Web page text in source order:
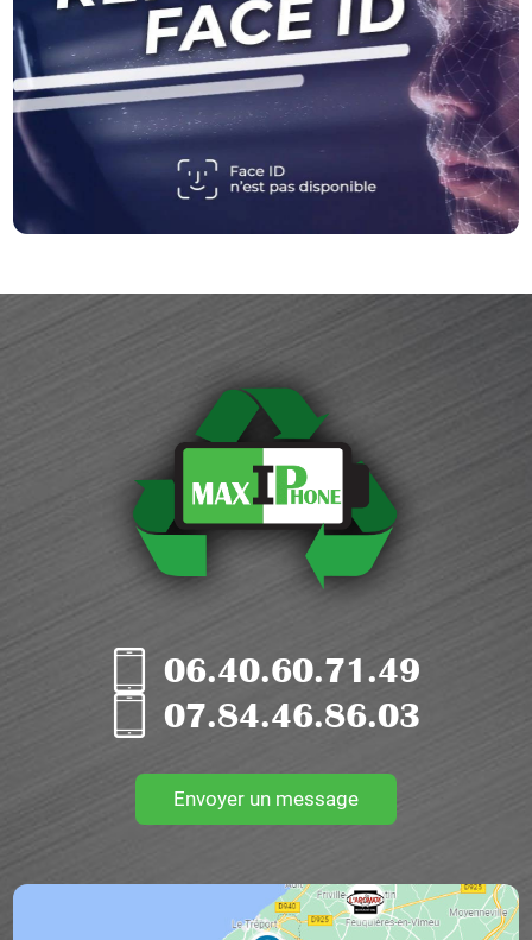
06.40.60.71.49
07.84.46.86.03
Envoyer un message